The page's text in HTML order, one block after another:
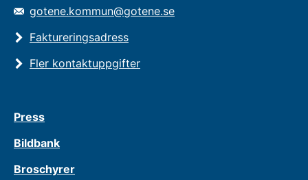
gotene.kommun@gotene.se
Faktureringsadress
Fler kontaktuppgifter
Press
Bildbank
Broschyrer